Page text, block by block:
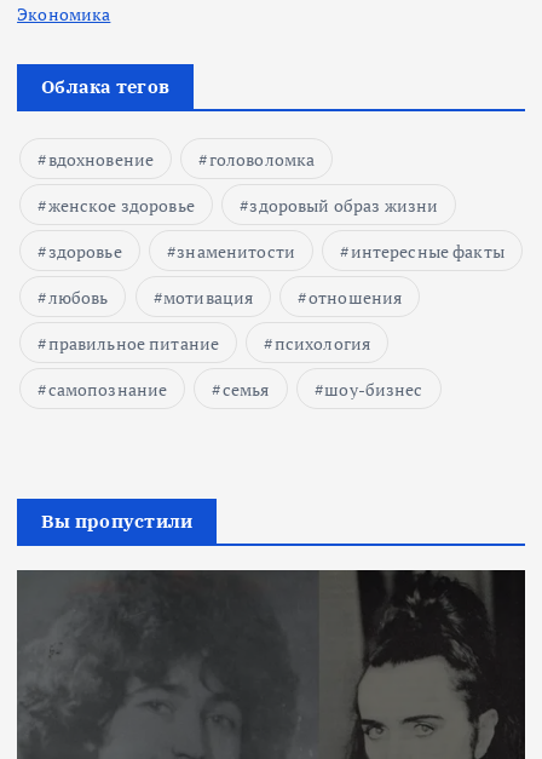
Экономика
Облака тегов
вдохновение
головоломка
женское здоровье
здоровый образ жизни
здоровье
знаменитости
интересные факты
любовь
мотивация
отношения
правильное питание
психология
самопознание
семья шоу-бизнес
Вы пропустили